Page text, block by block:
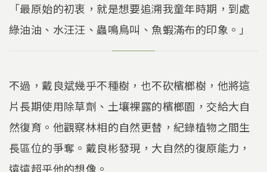
「最原始的初衷，就是想要追溯我童年時期，到處
綠油油、水汪汪、蟲鳴鳥叫、魚蝦滿布的印象。」
不過，戴良斌幾乎不種樹，也不砍檳榔樹，他將這
片長期使用除草劑、土壤裸露的檳榔園，交給大自
然復育。他觀察林相的自然更替，紀錄植物之間生
長區位的爭奪。戴良彬發現，大自然的復原能力，
遠遠超乎他的想像。